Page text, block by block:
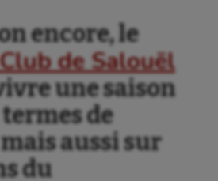
encore, le
de Salouël
une saison
de
aussi sur
du